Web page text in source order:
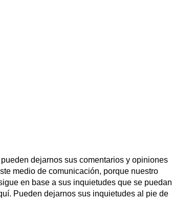
dejarnos sus comentarios y opiniones
medio de comunicación, porque nuestro
en base a sus inquietudes que se puedan
Pueden dejarnos sus inquietudes al pie de